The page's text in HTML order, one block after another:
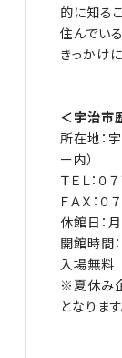
的に知る
住んでい
きっかけ
＜宇治市
所在地：
ー内）
ＴＥＬ：０
ＦＡＸ：０
休館日：
開館時間
入場無料
※夏休み
となります